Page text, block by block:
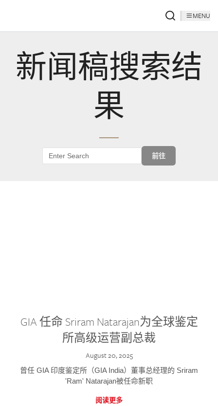
MENU
新闻稿搜索结
果
前往
GIA 任命 Sriram Natarajan为全球鉴定
所高级运营副总裁
August 20, 2025
曾任 GIA 印度鉴定所（GIA India）董事总经理的 Sriram
'Ram' Natarajan被任命新职
阅读更多